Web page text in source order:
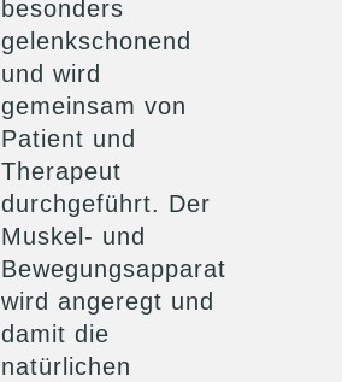
besonders
gelenkschonend
und wird
gemeinsam von
Patient und
Therapeut
durchgeführt. Der
Muskel- und
Bewegungsapparat
wird angeregt und
damit die
natürlichen